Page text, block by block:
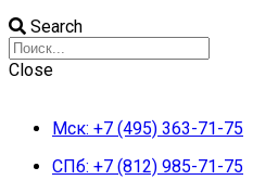
Search
Close
Мск: +7 (495) 363-71-75
СПб: +7 (812) 985-71-75